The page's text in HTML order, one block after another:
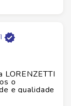
LORENZETTI
o
e qualidade